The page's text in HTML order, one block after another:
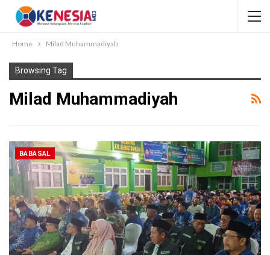
Home Milad Muhammadiyah
Browsing Tag
Milad Muhammadiyah
BABASAL